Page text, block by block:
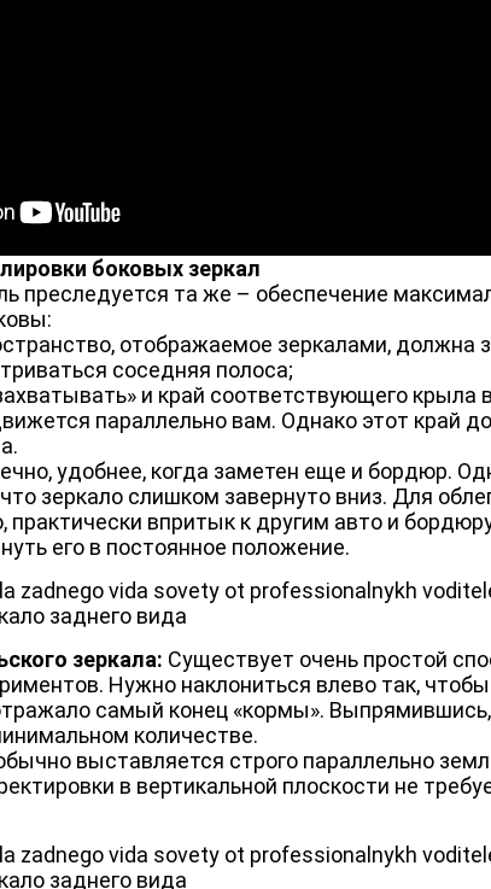
боковых зеркал
преследуется та же – обеспечение
отображаемое зеркалами,
соседняя полоса;
и край соответствующего
параллельно вам. Однако этот край
удобнее, когда заметен еще и бордюр.
зеркало слишком завернуто вниз. Для
практически впритык к другим авто и
его в постоянное положение.
зеркала: Существует очень простой
Нужно наклониться влево так,
самый конец «кормы».
количестве.
выставляется строго параллельно
в вертикальной плоскости не